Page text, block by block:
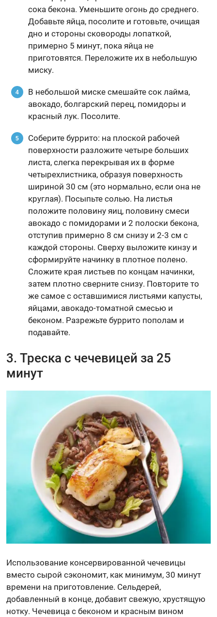
сока бекона. Уменьшите огонь до среднего.
Добавьте яйца, посолите и готовьте, очищая
дно и стороны сковороды лопаткой,
примерно 5 минут, пока яйца не
приготовятся. Переложите их в небольшую
миску.
В небольшой миске смешайте сок лайма,
авокадо, болгарский перец, помидоры и
красный лук. Посолите.
Соберите буррито: на плоской рабочей
поверхности разложите четыре больших
листа, слегка перекрывая их в форме
четырехлистника, образуя поверхность
шириной 30 см (это нормально, если она не
круглая). Посыпьте солью. На листья
положите половину яиц, половину смеси
авокадо с помидорами и 2 полоски бекона,
отступив примерно 8 см снизу и 2-3 см с
каждой стороны. Сверху выложите кинзу и
сформируйте начинку в плотное полено.
Сложите края листьев по концам начинки,
затем плотно сверните снизу. Повторите то
же самое с оставшимися листьями капусты,
яйцами, авокадо-томатной смесью и
беконом. Разрежьте буррито пополам и
подавайте.
3. Треска с чечевицей за 25
минут
Использование консервированной чечевицы
вместо сырой сэкономит, как минимум, 30 минут
времени на приготовление. Сельдерей,
добавленный в конце, добавит свежую, хрустящую
нотку. Чечевица с беконом и красным вином